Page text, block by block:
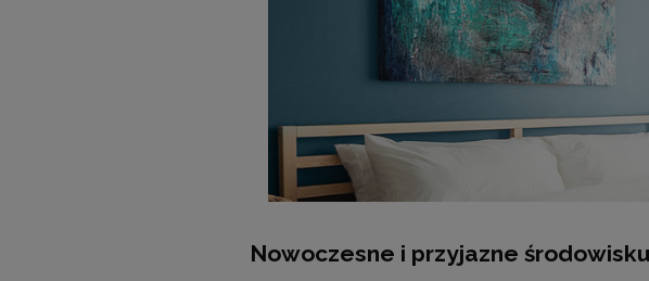
Nowoczesne i przyjazne